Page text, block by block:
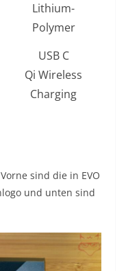
Lithium-
Polymer
USB C
Qi Wireless
Charging
sind die in EVO
und unten sind